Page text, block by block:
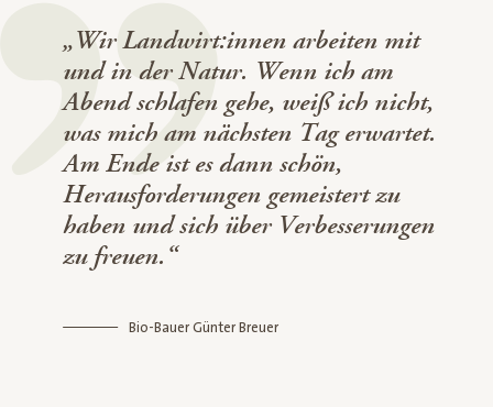
„Wir Landwirt:innen arbeiten mit
und in der Natur. Wenn ich am
Abend schlafen gehe, weiß ich nicht,
was mich am nächsten Tag erwartet.
Am Ende ist es dann schön,
Herausforderungen gemeistert zu
haben und sich über Verbesserungen
zu freuen.“
Bio-Bauer Günter Breuer